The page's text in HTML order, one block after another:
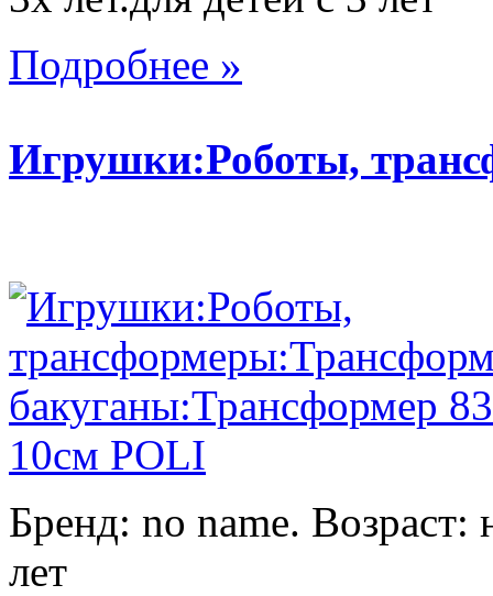
Подробнее »
Игрушки:Роботы,
Бренд: no name. Возраст:
лет